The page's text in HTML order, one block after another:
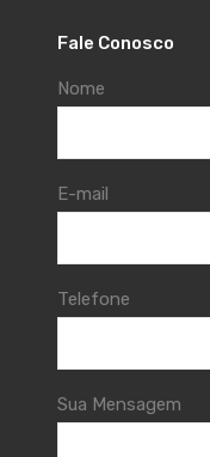
Fale Conosco
Nome
E-mail
Telefone
Sua Mensagem